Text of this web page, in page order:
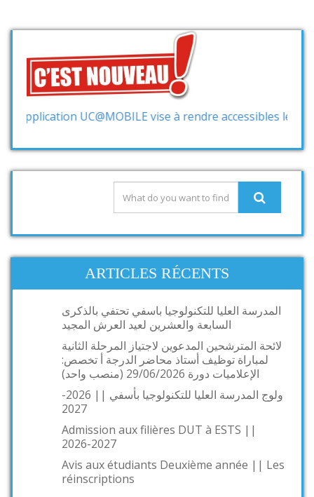
UC@MOBILE vise à rendre accessibles les
ARTICLES RÉCENTS
المدرسة العليا للتكنولوجيا باسفي تحتفي بالذكرى
السابعة والعشرين لعيد العرش المجيد
لائحة المترشحين المدعوين لاجتياز المرحلة الثانية
لمباراة توظيف أستاذ محاضر الدرجة أ تخصص:
الإعلاميات دورة 29/06/2026 (منصب واحد)
ولوج المدرسة العليا للتكنولوجيا بأسفي || 2026-
2027
Admission aux filières DUT à ESTS ||
2026-2027
Avis aux étudiants Deuxième année || Les
réinscriptions